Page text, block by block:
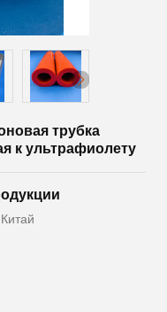
трубка
к ультрафиолету